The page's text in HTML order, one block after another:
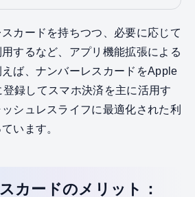
カードを持ちつつ、必要に応じて
するなど、アプリ機能拡張による
ば、ナンバーレスカードをApple
録してスマホ決済を主に活用す
シュレスライフに最適化された利
います。
カードのメリット：